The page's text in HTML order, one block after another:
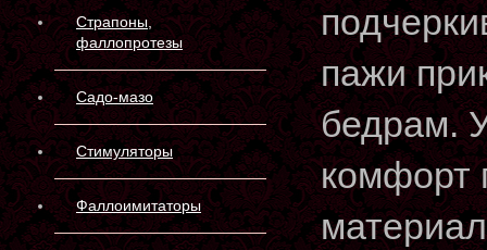
Страпоны,
фаллопротезы
Садо-мазо
Стимуляторы
Фаллоимитаторы
пажи
бедрам.
комфорт